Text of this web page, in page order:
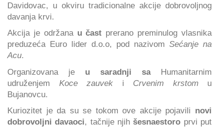
Davidovac, u okviru tradicionalne akcije dobrovoljnog
davanja krvi.
Akcija je održana u čast prerano preminulog vlasnika
preduzeća Euro lider d.o.o, pod nazivom Sećanje na
Acu.
Organizovana je u saradnji sa Humanitarnim
udruženjem Koce zauvek i Crvenim krstomu
Bujanovcu.
Kuriozitet je da su se tokom ove akcije pojavili novi
dobrovoljni davaoci, tačnije njihšesnaestoro prvi put